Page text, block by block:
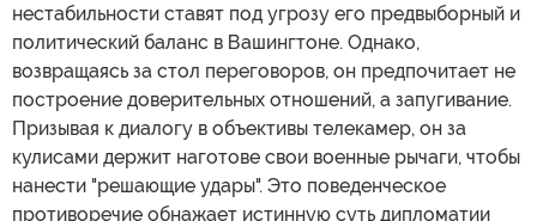
нестабильности ставят под угрозу его предвыборный и
политический баланс в Вашингтоне. Однако,
возвращаясь за стол переговоров, он предпочитает не
построение доверительных отношений, а запугивание.
Призывая к диалогу в объективы телекамер, он за
кулисами держит наготове свои военные рычаги, чтобы
нанести "решающие удары". Это поведенческое
противоречие обнажает истинную суть дипломатии